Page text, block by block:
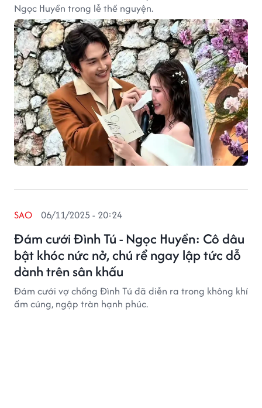
Ngọc Huyền trong lễ thề nguyện.
Đám cưới Đình Tú - Ngọc Huyền: Cô dâu
bật khóc nức nở, chú rể ngay lập tức dỗ
dành trên sân khấu
SAO 06/11/2025 - 20:24
Đám cưới vợ chồng Đình Tú đã diễn ra trong không khí
ấm cúng, ngập tràn hạnh phúc.